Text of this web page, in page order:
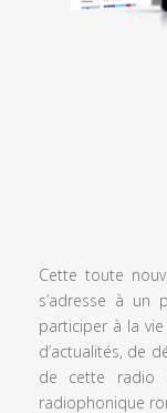
Cette toute
s’adresse à un
participer à la
d’actualités, de
de cette radio
radiophonique